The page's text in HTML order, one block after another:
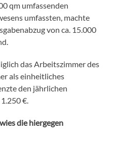
qm umfassenden
umfassten, machte
von ca. 15.000
das Arbeitszimmer des
als einheitliches
den jährlichen
€.
die hiergegen